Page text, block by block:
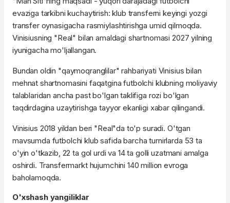
evaziga tarkibni kuchaytirish: klub transferni keyingi yozgi
transfer oynasigacha rasmiylashtirishga umid qilmoqda.
Vinisiusning "Real" bilan amaldagi shartnomasi 2027 yilning
iyunigacha mo'ljallangan.
Bundan oldin "qaymoqranglilar" rahbariyati Vinisius bilan
mehnat shartnomasini faqatgina futbolchi klubning moliyaviy
talablaridan ancha past bo'lgan taklifiga rozi bo'lgan
taqdirdagina uzaytirishga tayyor ekanligi xabar qilingandi.
Vinisius 2018 yildan beri "Real"da to'p suradi. O'tgan
mavsumda futbolchi klub safida barcha turnirlarda 53 ta
o'yin o'tkazib, 22 ta gol urdi va 14 ta golli uzatmani amalga
oshirdi. Transfermarkt hujumchini 140 million evroga
baholamoqda.
O'xshash yangiliklar